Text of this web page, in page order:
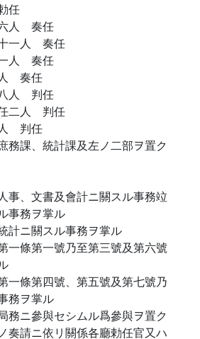
任
人 奏任
一人 奏任
人 奏任
奏任
人 判任
二人 判任
判任
務課、統計課及左ノ二部ヲ置ク
事、文書及會計ニ關スル事務竝
事務ヲ掌ル
計ニ關スル事務ヲ掌ル
一條第一號乃至第三號及第六號
一條第四號、第五號及第七號乃
務ヲ掌ル
務ニ參與セシムル爲參與ヲ置ク
奏請ニ依リ關係各廳勅任官又ハ